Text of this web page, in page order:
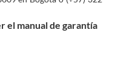
el manual de garantía